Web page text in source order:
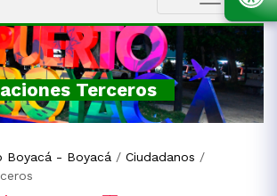
Terceros
Boyacá - Boyacá / Ciudadanos /